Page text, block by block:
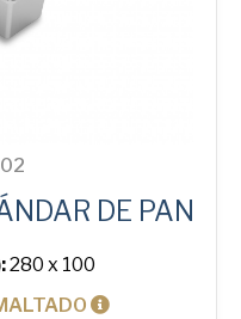
DE PAN
280 x 100